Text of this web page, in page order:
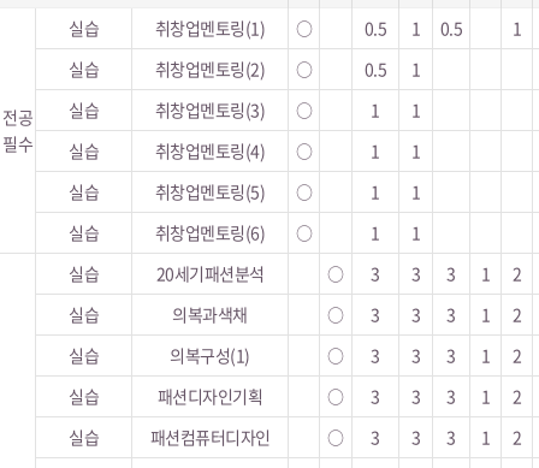
전공
필수
실습 취창업멘토링(1) ○ 0.5 1 0.5
1
실습
취창업멘토링(2) ○ 0.5
1
실습
취창업멘토링(3) ○ 1
1
실습
취창업멘토링(4) ○ 1
1
실습
취창업멘토링(5) ○ 1
1
실습
취창업멘토링(6) ○ 1
1
실습
20세기패션분석 ○ 3 3 3 1
2
실습
의복과색채 ○ 3 3 3 1
2
실습
의복구성(1) ○ 3 3 3 1
2
실습
패션디자인기획 ○ 3 3 3 1
2
실습
패션컴퓨터디자인 ○ 3 3 3 1
2